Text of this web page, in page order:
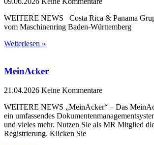
WEITERE NEWS Costa Rica & Panama
vom Maschinenring Baden-Württemberg
Weiterlesen »
MeinAcker
21.04.2026 Keine Kommentare
WEITERE NEWS „MeinAcker“ – Das
ein umfassendes
und vieles mehr. Nutzen Sie als MR Mitglied
Registrierung. Klicken Sie